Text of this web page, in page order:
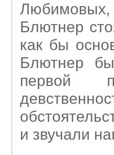
Блютнер
как бы
Блютнер
первой
и звучали